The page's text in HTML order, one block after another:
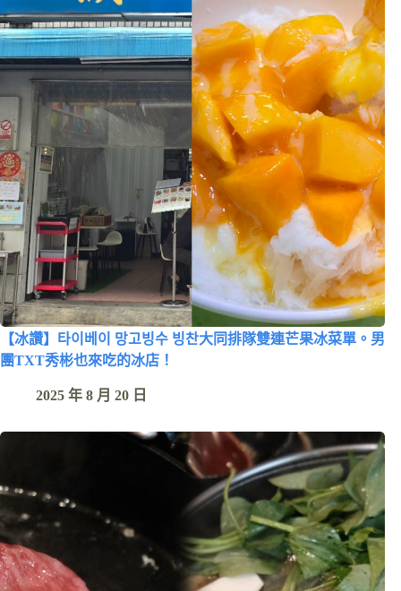
【冰讚】타이베이 망고빙수 빙찬大同排隊雙連芒果冰菜單。男
團TXT秀彬也來吃的冰店！
2025 年 8 月 20 日